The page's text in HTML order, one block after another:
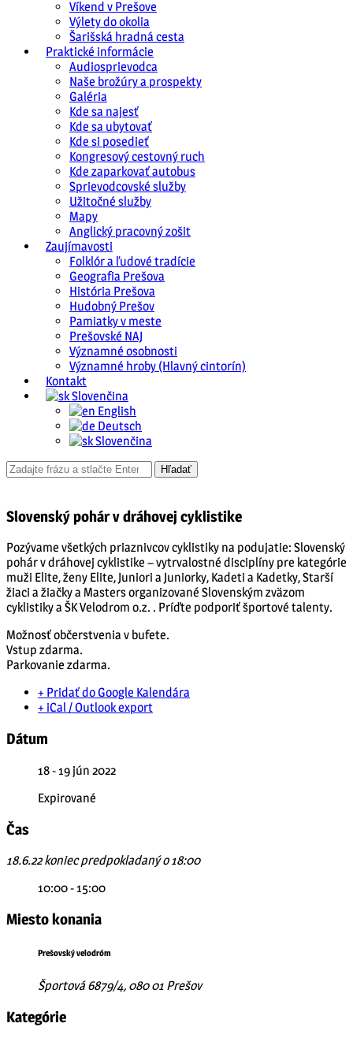
Víkend v Prešove
Výlety do okolia
Šarišská hradná cesta
Praktické informácie
Audiosprievodca
Naše brožúry a prospekty
Galéria
Kde sa najesť
Kde sa ubytovať
Kde si posedieť
Kongresový cestovný ruch
Kde zaparkovať autobus
Sprievodcovské služby
Užitočné služby
Mapy
Anglický pracovný zošit
Zaujímavosti
Folklór a ľudové tradície
Geografia Prešova
História Prešova
Hudobný Prešov
Pamiatky v meste
Prešovské NAJ
Významné osobnosti
Významné hroby (Hlavný cintorín)
Kontakt
Slovenčina
English
Deutsch
Slovenčina
Slovenský pohár v dráhovej cyklistike
Pozývame všetkých priaznivcov cyklistiky na podujatie: Slovenský
pohár v dráhovej cyklistike – vytrvalostné disciplíny pre kategórie
muži Elite, ženy Elite, Juniori a Juniorky, Kadeti a Kadetky, Starší
žiaci a žiačky a Masters organizované Slovenským zväzom
cyklistiky a ŠK Velodrom o.z. . Príďte podporiť športové talenty.
Možnosť občerstvenia v bufete.
Vstup zdarma.
Parkovanie zdarma.
+ Pridať do Google Kalendára
+ iCal / Outlook export
Dátum
18 - 19 jún 2022
Expirované
Čas
18.6.22 koniec predpokladaný o 18:00
10:00 - 15:00
Miesto konania
Prešovský velodróm
Športová 6879/4, 080 01 Prešov
Kategórie